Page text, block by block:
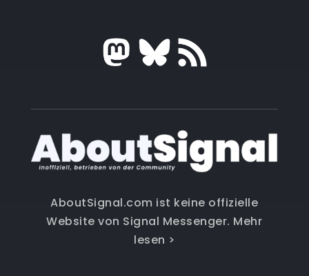
AboutSignal.com ist keine offizielle
Website von Signal Messenger. Mehr
lesen >